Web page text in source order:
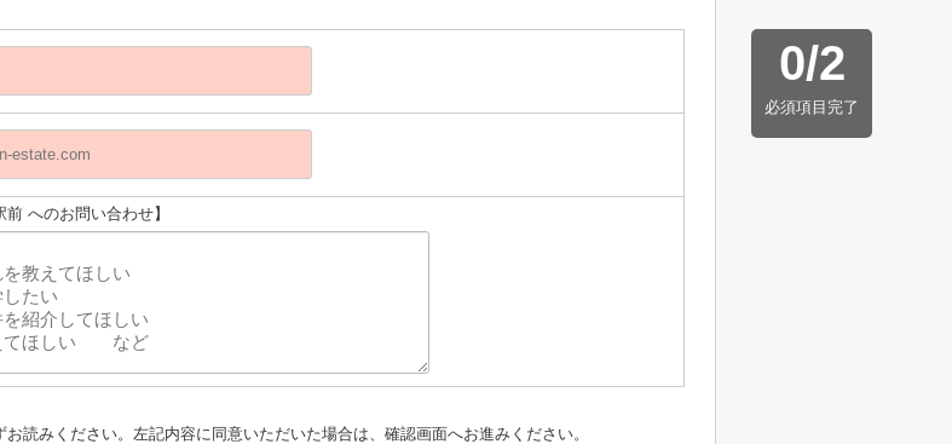
0/2
必須項目完了
前 へのお問い合わせ】
お読みください。左記内容に同意いただいた場合は、確認画面へお進みください。